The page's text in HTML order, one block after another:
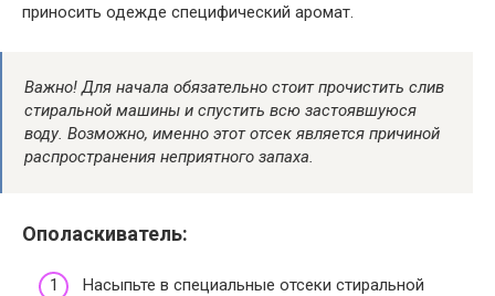
приносить одежде специфический аромат.
Важно! Для начала обязательно стоит прочистить слив
стиральной машины и спустить всю застоявшуюся
воду. Возможно, именно этот отсек является причиной
распространения неприятного запаха.
Ополаскиватель:
Насыпьте в специальные отсеки стиральной